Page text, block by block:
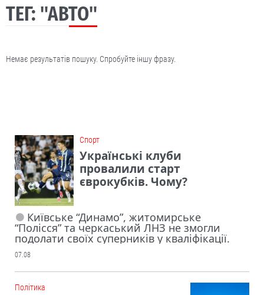
ТЕГ: "АВТО"
Немає результатів пошуку. Спробуйте іншу фразу.
Cпорт
Українські клуби
провалили старт
єврокубків. Чому?
Київське “Динамо”, житомирське
“Полісся” та черкаський ЛНЗ не змогли
подолати своїх суперників у кваліфікації.
07.08
Політика